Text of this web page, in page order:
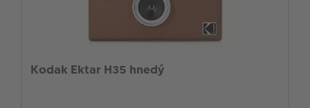
Kodak Ektar H35 hnedý